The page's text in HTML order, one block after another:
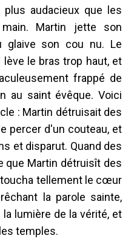
audacieux que les
Martin jette son
glaive son cou nu. Le
le bras trop haut, et
frappé de
au saint évêque. Voici
: Martin détruisait des
percer d'un couteau, et
et disparut. Quand des
que Martin détruisît des
tellement le cœur
la parole sainte,
lumière de la vérité, et
temples.